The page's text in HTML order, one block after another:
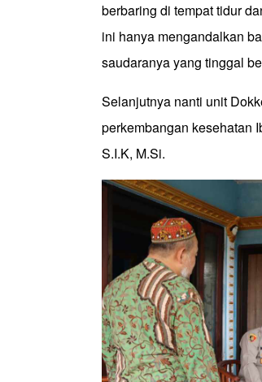
berbaring di tempat tidur
ini hanya mengandalkan
saudaranya yang tinggal
Selanjutnya nanti unit
perkembangan kesehatan
S.I.K, M.Si.